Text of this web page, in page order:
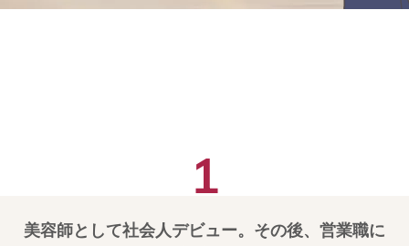
美容師として社会人デビュー。その後、営業職に